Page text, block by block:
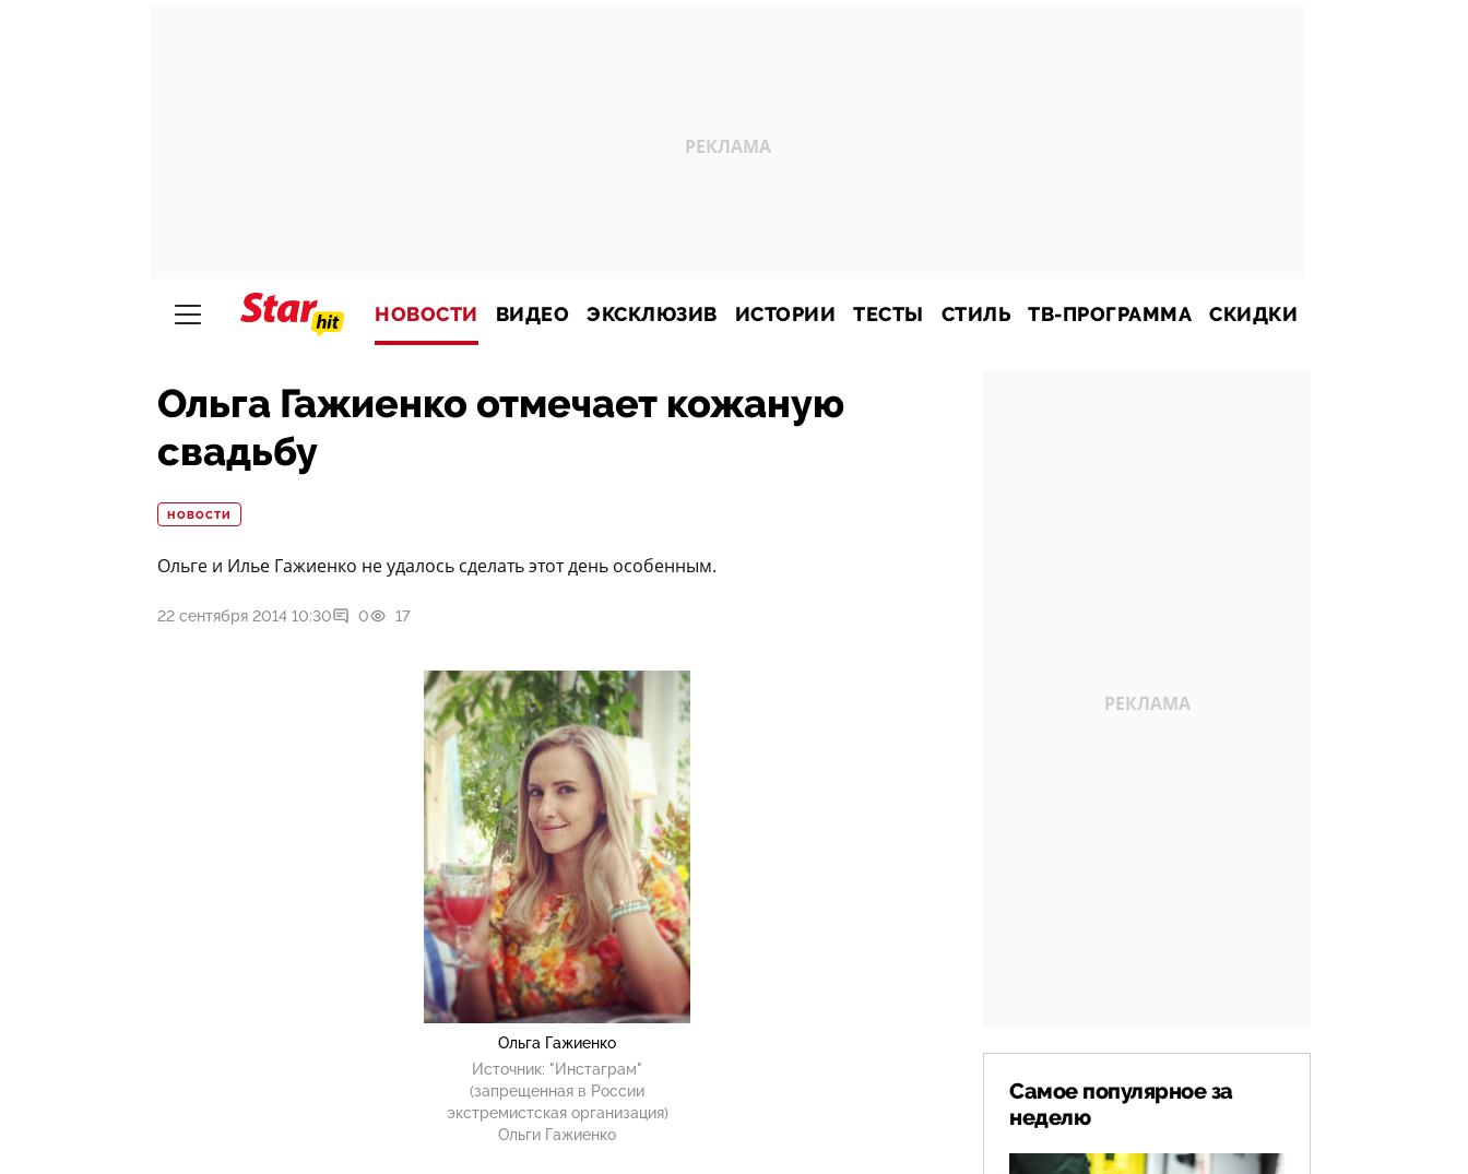
НОВОСТИ ВИДЕО ЭКСКЛЮЗИВ ИСТОРИИ ТЕСТЫ СТИЛЬ ТВ-ПРОГРАММА СКИДКИ
Ольга Гажиенко отмечает кожаную
свадьбу
НОВОСТИ
Ольге и Илье Гажиенко не удалось сделать этот день особенным.
22 сентября 2014 10:30 0 17
Ольга Гажиенко
Источник: "Инстаграм"
(запрещенная в России
экстремистская организация)
Ольги Гажиенко
Самое популярное за
неделю